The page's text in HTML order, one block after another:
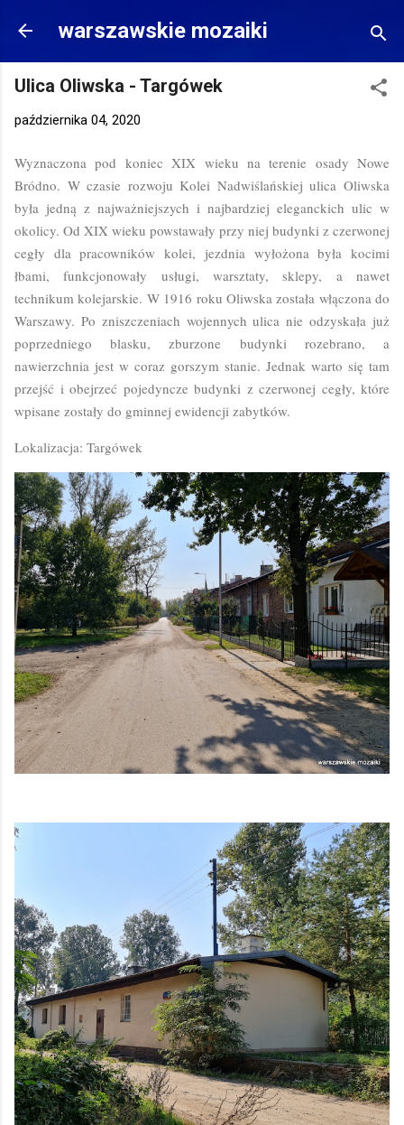
Przejdź do głównej zawartości
warszawskie mozaiki
Ulica Oliwska - Targówek
października 04, 2020
Wyznaczona pod koniec XIX wieku na terenie osady Nowe
Bródno. W czasie rozwoju Kolei Nadwiślańskiej ulica Oliwska
była jedną z najważniejszych i najbardziej eleganckich ulic w
okolicy. Od XIX wieku powstawały przy niej budynki z czerwonej
cegły dla pracowników kolei, jezdnia wyłożona była kocimi
łbami, funkcjonowały usługi, warsztaty, sklepy, a nawet
technikum kolejarskie. W 1916 roku Oliwska została włączona do
Warszawy. Po zniszczeniach wojennych ulica nie odzyskała już
poprzedniego blasku, zburzone budynki rozebrano, a
nawierzchnia jest w coraz gorszym stanie. Jednak warto się tam
przejść i obejrzeć pojedyncze budynki z czerwonej cegły, które
wpisane zostały do gminnej ewidencji zabytków.
Lokalizacja: Targówek